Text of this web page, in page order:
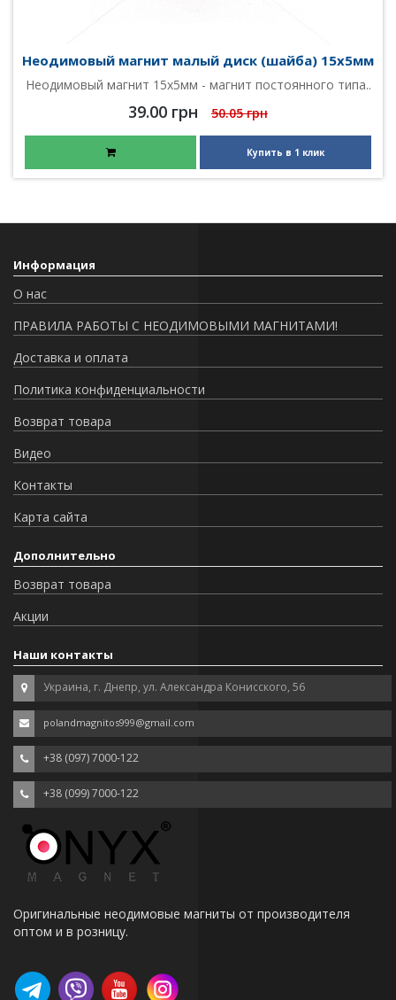
Неодимовый магнит малый диск (шайба) 15х5мм
Неодимовый магнит 15х5мм - магнит постоянного типа..
39.00 грн 50.05 грн
Купить в 1 клик
Информация
О нас
ПРАВИЛА РАБОТЫ С НЕОДИМОВЫМИ МАГНИТАМИ!
Доставка и оплата
Политика конфиденциальности
Возврат товара
Видео
Контакты
Карта сайта
Дополнительно
Возврат товара
Акции
Наши контакты
Украина, г. Днепр, ул. Александра Конисского, 56
polandmagnitos999@gmail.com
+38 (097) 7000-122
+38 (099) 7000-122
Оригинальные неодимовые магниты от производителя
оптом и в розницу.